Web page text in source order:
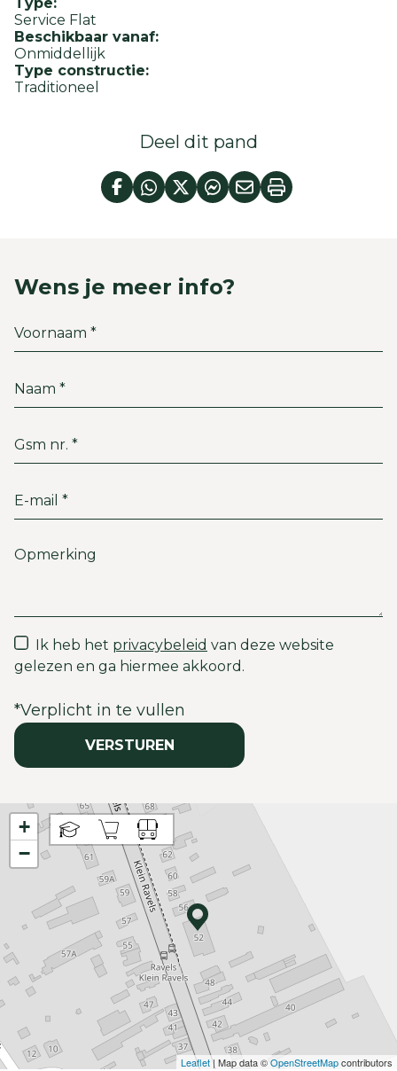
Type:
Service Flat
Beschikbaar vanaf:
Onmiddellijk
Type constructie:
Traditioneel
Deel dit pand
Wens je meer info?
Ik heb het privacybeleid van deze website
gelezen en ga hiermee akkoord.
*Verplicht in te vullen
VERSTUREN
+
−
Leaflet| Map data ©OpenStreetMapcontributors